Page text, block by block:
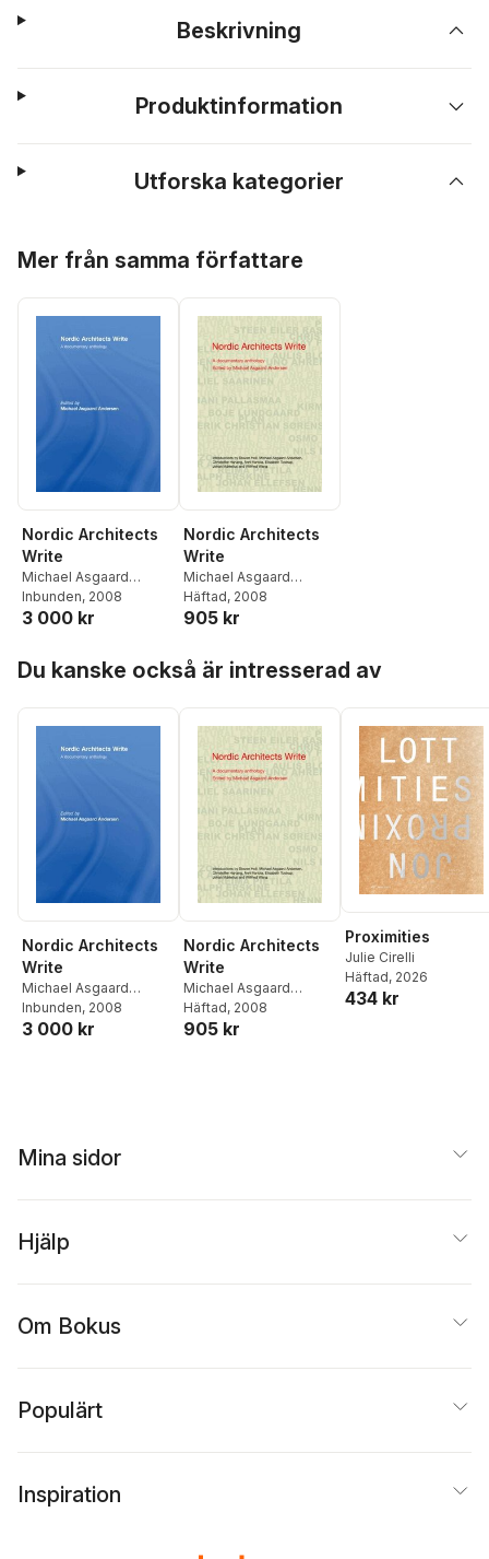
Beskrivning
Produktinformation
Utforska kategorier
Mer från samma författare
Nordic Architects
Write
Michael Asgaard
Andersen
Inbunden, 2008
3 000 kr
Nordic Architects
Write
Michael Asgaard
Andersen
Häftad, 2008
905 kr
Du kanske också är intresserad av
Nordic Architects
Write
Michael Asgaard
Andersen
Inbunden, 2008
3 000 kr
Nordic Architects
Write
Michael Asgaard
Andersen
Häftad, 2008
905 kr
Proximities
Julie Cirelli
Häftad, 2026
434 kr
Mina sidor
Hjälp
Om Bokus
Populärt
Inspiration